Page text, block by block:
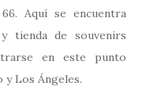
Aquí se encuentra
tienda de souvenirs
en este punto
Los Ángeles.